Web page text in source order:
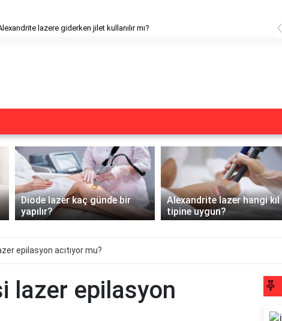
lazere giderken jilet kullanılır mı? ‹
Diode lazer kaç günde bir
yapılır?
Alexandrite lazer hangi kıl
tipine uygun?
epilasyon acıtıyor mu?
lazer epilasyon